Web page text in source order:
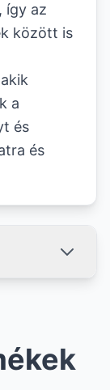
így az
között is
a
és
és